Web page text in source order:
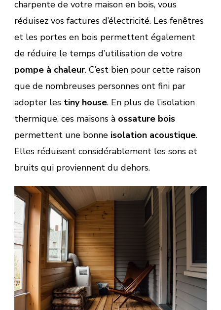
charpente de votre maison en bois, vous
réduisez vos factures d’électricité. Les fenêtres
et les portes en bois permettent également
de réduire le temps d’utilisation de votre
pompe à chaleur. C’est bien pour cette raison
que de nombreuses personnes ont fini par
adopter les tiny house. En plus de l’isolation
thermique, ces maisons à ossature bois
permettent une bonne isolation acoustique.
Elles réduisent considérablement les sons et
bruits qui proviennent du dehors.